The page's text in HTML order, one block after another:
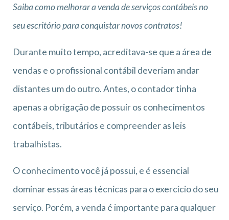
Saiba como melhorar a venda de serviços contábeis no
seu escritório para conquistar novos contratos!
Durante muito tempo, acreditava-se que a área de
vendas e o profissional contábil deveriam andar
distantes um do outro. Antes, o contador tinha
apenas a obrigação de possuir os conhecimentos
contábeis, tributários e compreender as leis
trabalhistas.
O conhecimento você já possui, e é essencial
dominar essas áreas técnicas para o exercício do seu
serviço. Porém, a venda é importante para qualquer